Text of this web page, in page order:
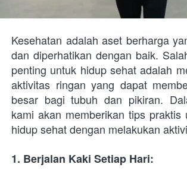
Kesehatan adalah aset berharga
dan diperhatikan dengan baik.
penting untuk hidup sehat adalah
aktivitas ringan yang dapat
besar bagi tubuh dan pikiran.
kami akan memberikan tips praktis
hidup sehat dengan melakukan
1. Berjalan Kaki Setiap Hari: